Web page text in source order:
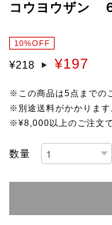
コウヨウザン
10%OFF
¥218 ¥197
※この商品は5点までの
※別途送料がかかります
※¥8,000以上のご注文
数量